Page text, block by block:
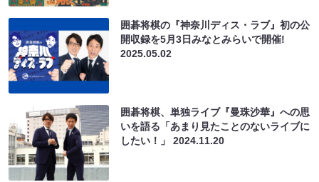
囲碁将棋の『神奈川ディス・ラブ』初の公
開収録を5月3日みなとみらいで開催!
2025.05.02
囲碁将棋、単独ライブ『曼珠沙華』への思
いを語る「あまり見たことのないライブに
したい！」2024.11.20